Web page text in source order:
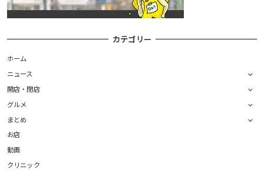
カテゴリー
ホーム
ニュース
開店・閉店
グルメ
まとめ
お店
動画
クリニック